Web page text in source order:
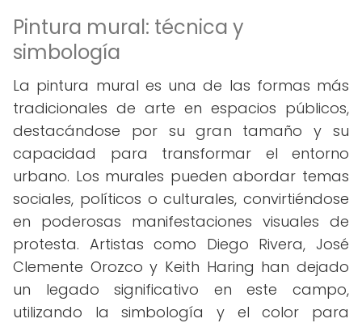
Pintura mural: técnica y
simbología
La pintura mural es una de las formas más
tradicionales de arte en espacios públicos,
destacándose por su gran tamaño y su
capacidad para transformar el entorno
urbano. Los murales pueden abordar temas
sociales, políticos o culturales, convirtiéndose
en poderosas manifestaciones visuales de
protesta. Artistas como Diego Rivera, José
Clemente Orozco y Keith Haring han dejado
un legado significativo en este campo,
utilizando la simbología y el color para